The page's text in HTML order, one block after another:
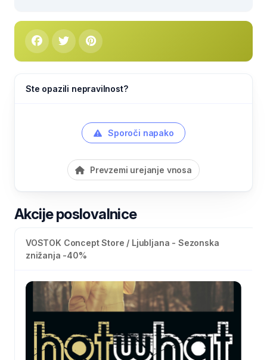
Ste opazili nepravilnost?
Sporoči napako
Prevzemi urejanje vnosa
Akcije poslovalnice
VOSTOK Concept Store / Ljubljana - Sezonska
znižanja -40%